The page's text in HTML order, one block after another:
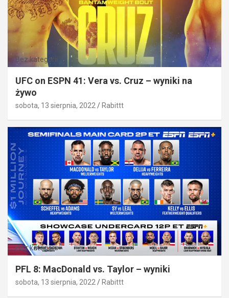
Bez kategorii
UFC on ESPN 41: Vera vs. Cruz – wyniki na
żywo
sobota, 13 sierpnia, 2022 Rabittt
Bez kategorii
PFL 8: MacDonald vs. Taylor – wyniki
sobota, 13 sierpnia, 2022 Rabittt